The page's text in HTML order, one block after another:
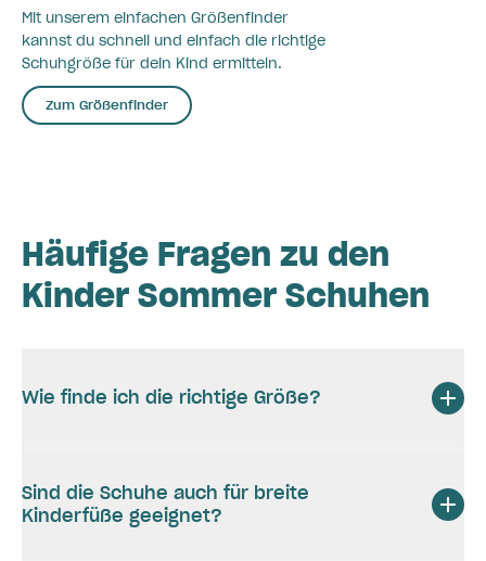
Mit unserem einfachen Größenfinder
kannst du schnell und einfach die richtige
Schuhgröße für dein Kind ermitteln.
Zum Größenfinder
Häufige Fragen zu den
Kinder Sommer Schuhen
Wie finde ich die richtige Größe?
Sind die Schuhe auch für breite
Kinderfüße geeignet?